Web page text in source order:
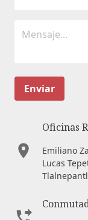
Enviar
Oficinas
Emiliano
Lucas